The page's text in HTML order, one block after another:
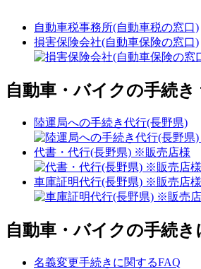
自動車税事務所(自動車税の窓口)
損害保険会社(自動車保険の窓口)
自動車・バイクの手続
陸運局への手続き代行(長野県)
代書・代行(長野県) ※販売店様
車庫証明代行(長野県) ※販売店様
自動車・バイクの手続
名義変更手続きに関するFAQ